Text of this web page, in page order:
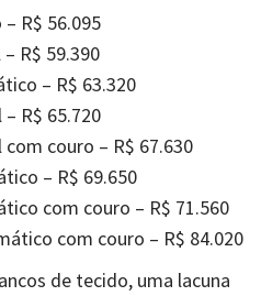
R$ 56.095
R$ 59.390
– R$ 63.320
R$ 65.720
couro – R$ 67.630
– R$ 69.650
com couro – R$ 71.560
com couro – R$ 84.020
de tecido, uma lacuna